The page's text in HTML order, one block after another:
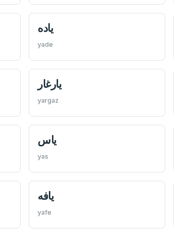
ياده
yade
يارغار
yargaz
ياس
yas
يافه
yafe